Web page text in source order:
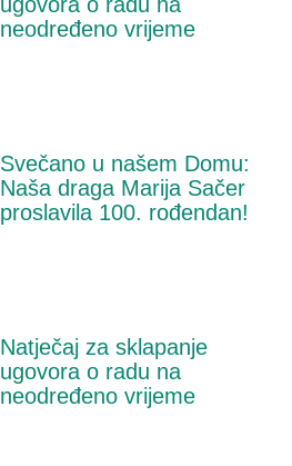
neodređeno vrijeme
Svečano u našem Domu:
Naša draga Marija Sačer
proslavila 100. rođendan!
Natječaj za sklapanje
ugovora o radu na
neodređeno vrijeme